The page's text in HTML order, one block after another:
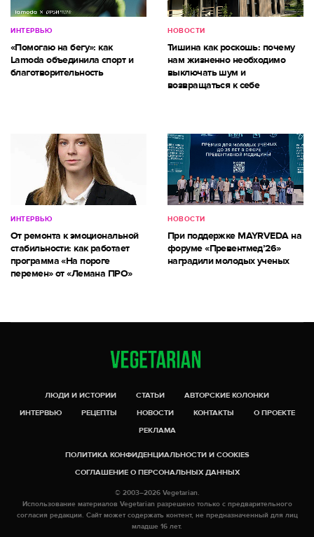
ИНТЕРВЬЮ
«Помогаю на бегу»: как
Lamoda объединила спорт и
благотворительность
НОВОСТИ
Тишина как роскошь: почему
нам жизненно необходимо
выключать шум и
возвращаться к себе
ИНТЕРВЬЮ
От ремонта к эмоциональной
стабильности: как работает
программа «На пороге
перемен» от «Лемана ПРО»
НОВОСТИ
При поддержке MAYRVEDA на
форуме «Превентмед’26»
наградили молодых ученых
ЛЮДИ И ИСТОРИИ СТАТЬИ
АВТОРСКИЕ КОЛОНКИ
ИНТЕРВЬЮ
РЕЦЕПТЫ НОВОСТИ КОНТАКТЫ
О ПРОЕКТЕ
РЕКЛАМА
ПОЛИТИКА КОНФИДЕНЦИАЛЬНОСТИ И COOKIES
СОГЛАШЕНИЕ О ПЕРСОНАЛЬНЫХ ДАННЫХ
© 2003–2026 Vegetarian.
Использование материалов Vegetarian разрешено только с предварительного
согласия редакции. Сайт может содержать контент, не предназначенный для лиц
младше 16 лет.